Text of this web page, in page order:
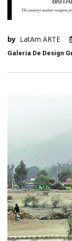
by LatAm ARTE
Galeria De Design